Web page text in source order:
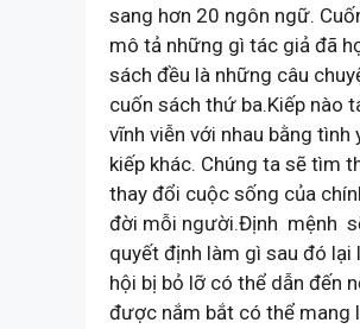
sang hơn 20 ngôn ngữ.
mô tả những gì tác giả đã
sách đều là những câu
cuốn sách thứ ba.Kiếp nào
vĩnh viễn với nhau bằng tình
kiếp khác. Chúng ta sẽ tìm
thay đổi cuộc sống của
đời mỗi người.Định mệnh
quyết định làm gì sau đó
hội bị bỏ lỡ có thể dẫn đến
được nắm bắt có thể mang